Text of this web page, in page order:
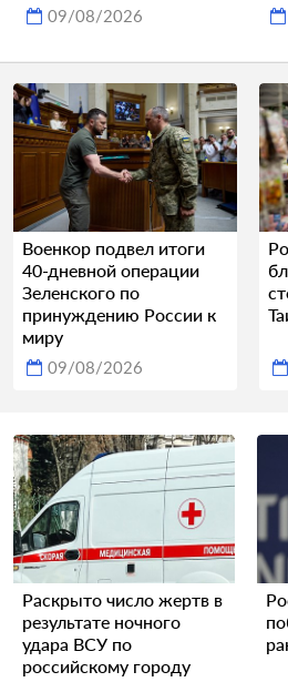
09/08/2026
Военкор подвел итоги
40-дневной операции
Зеленского по
принуждению России к
миру
09/08/2026
Раскрыто число жертв в
результате ночного
удара ВСУ по
российскому городу